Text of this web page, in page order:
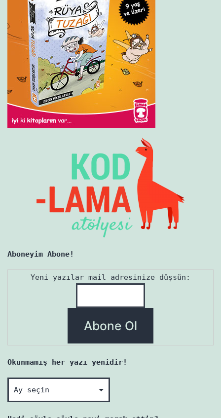
Aboneyim Abone!
Yeni yazılar mail adresinize düşsün:
Okunmamış her yazı yenidir!
Okunmamış
her
yazı